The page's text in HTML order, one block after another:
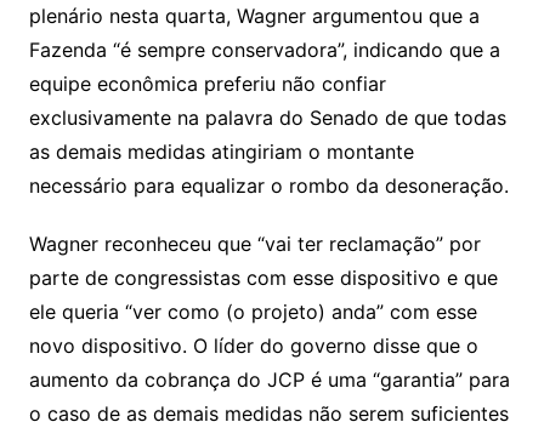
plenário nesta quarta, Wagner argumentou que a
Fazenda “é sempre conservadora”, indicando que a
equipe econômica preferiu não confiar
exclusivamente na palavra do Senado de que todas
as demais medidas atingiriam o montante
necessário para equalizar o rombo da desoneração.
Wagner reconheceu que “vai ter reclamação” por
parte de congressistas com esse dispositivo e que
ele queria “ver como (o projeto) anda” com esse
novo dispositivo. O líder do governo disse que o
aumento da cobrança do JCP é uma “garantia” para
o caso de as demais medidas não serem suficientes